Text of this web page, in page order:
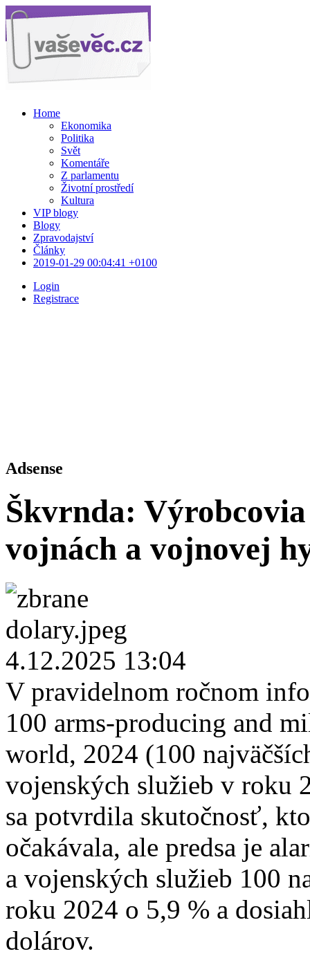
Home
Ekonomika
Politika
Svět
Komentáře
Z parlamentu
Životní prostředí
Kultura
VIP blogy
Blogy
Zpravodajství
Články
2019-01-29 00:04:41 +0100
Login
Registrace
Adsense
Škvrnda:
vojnách a vojnovej
4.12.2025 13:04
V pravidelnom ročnom
100 arms-producing and
world, 2024 (100
vojenských služieb v roku
sa potvrdila skutočnosť,
očakávala, ale predsa je
a vojenských služieb 100
roku 2024 o 5,9 % a
dolárov.